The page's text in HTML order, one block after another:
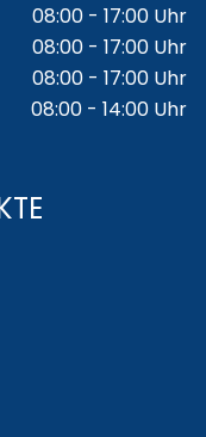
08:00 - 17:00 Uhr
08:00 - 17:00 Uhr
08:00 - 17:00 Uhr
08:00 - 14:00 Uhr